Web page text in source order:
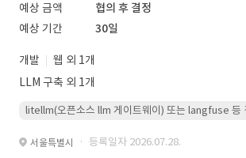
예상 금액
협의 후 결정
예상 기간
30일
개발
웹 외 1개
LLM 구축 외 1개
litellm(오픈소스 llm 게이트웨이) 또는 langfuse 등
서울특별시 · 등록일자 2026.07.28.